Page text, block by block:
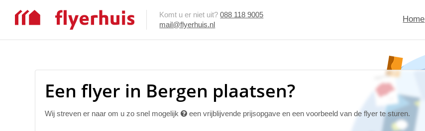
Komt u er niet uit? 088 118 9005
mail@flyerhuis.nl
Home
Een flyer in Bergen plaatsen?
Wij streven er naar om u zo snel mogelijk een vrijblijvende prijsopgave en een voorbeeld van de flyer te sturen.